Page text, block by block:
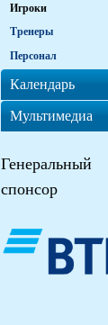
Игроки
Тренеры
Персонал
Календарь
Мультимедиа
Генеральный
спонсор